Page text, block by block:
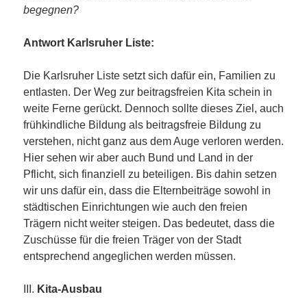
begegnen?
Antwort Karlsruher Liste:
Die Karlsruher Liste setzt sich dafür ein, Familien zu
entlasten. Der Weg zur beitragsfreien Kita schein in
weite Ferne gerückt. Dennoch sollte dieses Ziel, auch
frühkindliche Bildung als beitragsfreie Bildung zu
verstehen, nicht ganz aus dem Auge verloren werden.
Hier sehen wir aber auch Bund und Land in der
Pflicht, sich finanziell zu beteiligen. Bis dahin setzen
wir uns dafür ein, dass die Elternbeiträge sowohl in
städtischen Einrichtungen wie auch den freien
Trägern nicht weiter steigen. Das bedeutet, dass die
Zuschüsse für die freien Träger von der Stadt
entsprechend angeglichen werden müssen.
III. Kita-Ausbau